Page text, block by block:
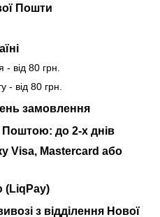
Пошти
- від 80 грн.
- від 80 грн.
замовлення
до 2-х днів
Visa, Mastercard або
(LiqPay)
з відділення Нової